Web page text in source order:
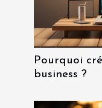
Pourquoi
business ?